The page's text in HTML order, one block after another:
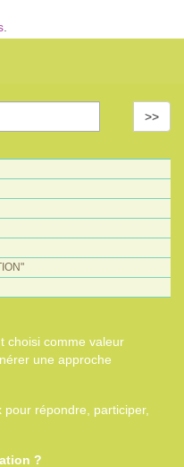
.
>>
choisi comme valeur
une approche
répondre, participer,
?